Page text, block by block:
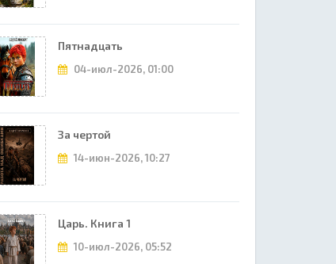
Пятнадцать
04-июл-2026, 01:00
За чертой
14-июн-2026, 10:27
Царь. Книга 1
10-июл-2026, 05:52